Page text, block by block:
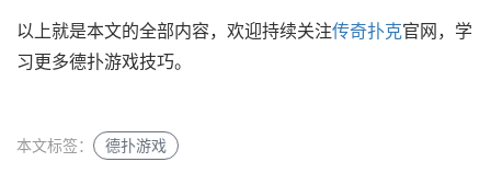
以上就是本文的全部内容，欢迎持续关注传奇扑克官网，学
习更多德扑游戏技巧。
本文标签： 德扑游戏